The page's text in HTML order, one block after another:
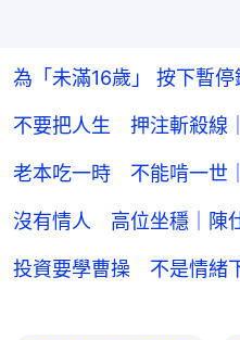
為「未滿16歲」 按下暫
不要把人生 押注斬殺線
老本吃一時 不能啃一世
沒有情人 高位坐穩｜陳
投資要學曹操 不是情緒